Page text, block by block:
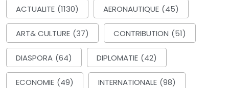
ACTUALITE (1130) AERONAUTIQUE (45)
ART& CULTURE (37) CONTRIBUTION (51)
DIASPORA (64) DIPLOMATIE (42)
ECONOMIE (49) INTERNATIONALE (98)